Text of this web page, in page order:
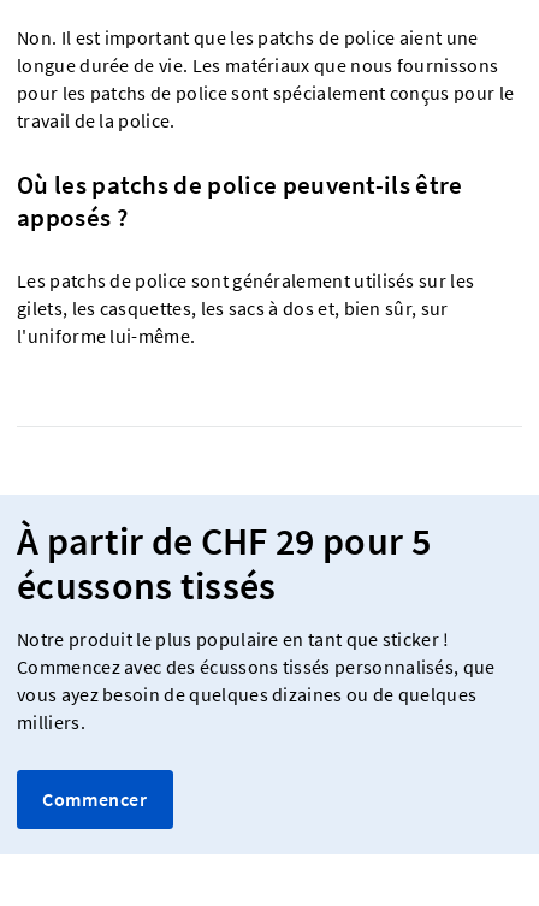
Non. Il est important que les patchs de police aient une
longue durée de vie. Les matériaux que nous fournissons
pour les patchs de police sont spécialement conçus pour le
travail de la police.
Où les patchs de police peuvent-ils être
apposés ?
Les patchs de police sont généralement utilisés sur les
gilets, les casquettes, les sacs à dos et, bien sûr, sur
l'uniforme lui-même.
À partir de CHF 29 pour 5
écussons tissés
Notre produit le plus populaire en tant que sticker !
Commencez avec des écussons tissés personnalisés, que
vous ayez besoin de quelques dizaines ou de quelques
milliers.
Commencer